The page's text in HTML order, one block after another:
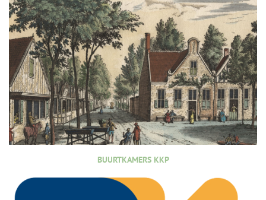
BUURTKAMERS KKP